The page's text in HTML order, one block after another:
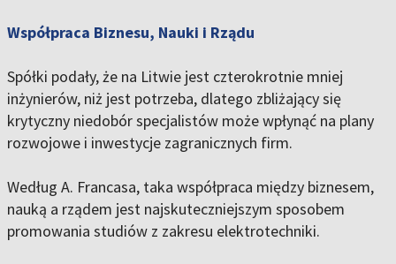
Współpraca Biznesu, Nauki i Rządu
Spółki podały, że na Litwie jest czterokrotnie mniej
inżynierów, niż jest potrzeba, dlatego zbliżający się
krytyczny niedobór specjalistów może wpłynąć na plany
rozwojowe i inwestycje zagranicznych firm.
Według A. Francasa, taka współpraca między biznesem,
nauką a rządem jest najskuteczniejszym sposobem
promowania studiów z zakresu elektrotechniki.